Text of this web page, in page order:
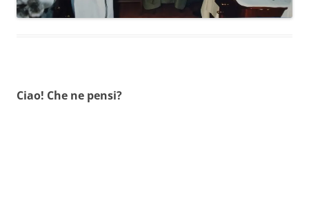
Ciao! Che ne pensi?